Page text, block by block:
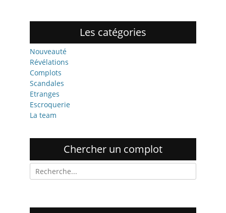
Les catégories
Nouveauté
Révélations
Complots
Scandales
Etranges
Escroquerie
La team
Chercher un complot
e
e